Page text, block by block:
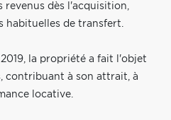
revenus dès l'acquisition,
habituelles de transfert.
la propriété a fait l'objet
contribuant à son attrait, à
locative.